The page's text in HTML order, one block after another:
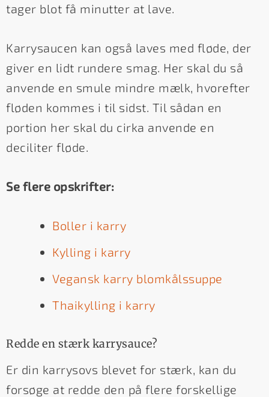
tager blot få minutter at lave.
Karrysaucen kan også laves med fløde, der
giver en lidt rundere smag. Her skal du så
anvende en smule mindre mælk, hvorefter
fløden kommes i til sidst. Til sådan en
portion her skal du cirka anvende en
deciliter fløde.
Se flere opskrifter:
Boller i karry
Kylling i karry
Vegansk karry blomkålssuppe
Thaikylling i karry
Redde en stærk karrysauce?
Er din karrysovs blevet for stærk, kan du
forsøge at redde den på flere forskellige